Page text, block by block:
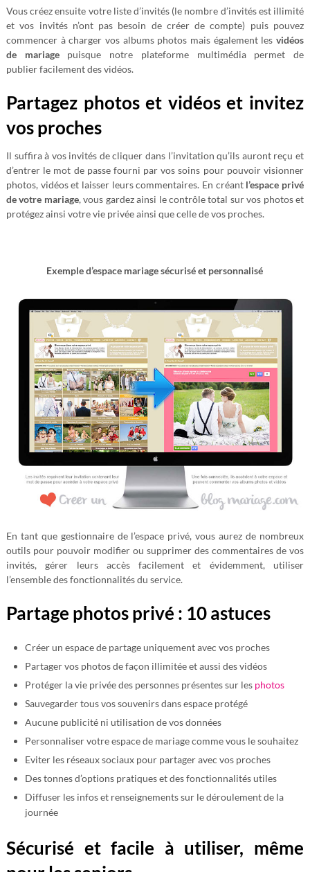
Vous créez ensuite votre liste d’invités (le nombre d’invités est illimité
et vos invités n’ont pas besoin de créer de compte) puis pouvez
commencer à charger vos albums photos mais également lesvidéos
de mariagepuisque notre plateforme multimédia permet de
publier facilement des vidéos.
Partagez photos et vidéos et invitez
vos proches
Il suffira à vos invités de cliquer dans l’invitation qu’ils auront reçu et
d’entrer le mot de passe fourni par vos soins pour pouvoir visionner
photos, vidéos et laisser leurs commentaires. En créant l’espace privé
de votre mariage, vous gardez ainsi le contrôle total sur vos photos et
protégez ainsi votre vie privée ainsi que celle de vos proches.
Exemple d’espace mariage sécurisé et personnalisé
En tant que gestionnaire de l’espace privé, vous aurez de nombreux
outils pour pouvoir modifier ou supprimer des commentaires de vos
invités, gérer leurs accès facilement et évidemment, utiliser
l’ensemble des fonctionnalités du service.
Partage photos privé : 10 astuces
Créer un espace de partage uniquement avec vos proches
Partager vos photos de façon illimitée et aussi des vidéos
Protéger la vie privée des personnes présentes sur les photos
Sauvegarder tous vos souvenirs dans espace protégé
Aucune publicité ni utilisation de vos données
Personnaliser votre espace de mariage comme vous le souhaitez
Eviter les réseaux sociaux pour partager avec vos proches
Des tonnes d’options pratiques et des fonctionnalités utiles
Diffuser les infos et renseignements sur le déroulement de la
journée
Sécurisé et facile à utiliser, même